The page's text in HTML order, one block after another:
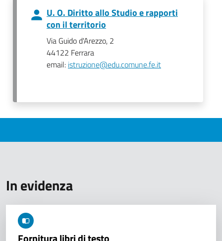
U. O. Diritto allo Studio e rapporti
con il territorio
Via Guido d'Arezzo, 2
44122 Ferrara
email: istruzione@edu.comune.fe.it
In evidenza